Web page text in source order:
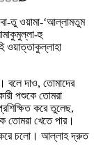
তু ওয়ামা-‘আল্লামতুম
হু
ওয়াত্তাকুল্লাহা
বলে দাও, তোমাদের
পশুকে তোমরা
করে তুলেছ,
তোমরা খেতে পার।
চলো। আল্লাহ দ্রুত